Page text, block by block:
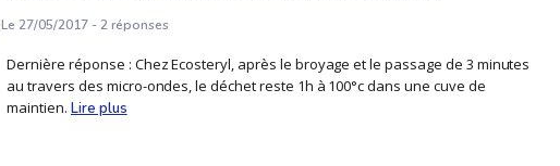
Le 27/05/2017 -2réponses
Dernière réponse : Chez Ecosteryl, après le broyage et le passage de 3 minutes
au travers des micro-ondes, le déchet reste 1h à 100°c dans une cuve de
maintien.Lire plus